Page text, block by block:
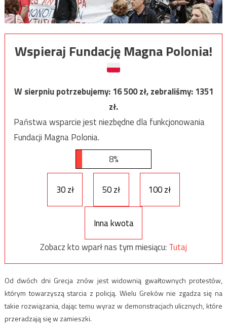
Wspieraj Fundację Magna Polonia!
W sierpniu potrzebujemy:16 500zł, zebraliśmy:1351
zł.
Państwa wsparcie jest niezbędne dla funkcjonowania
Fundacji Magna Polonia.
8%
30 zł 50 zł 100 zł
Inna kwota
Zobacz kto wparł nas tym miesiącu: Tutaj
Od dwóch dni Grecja znów jest widownią gwałtownych protestów,
którym towarzyszą starcia z policją. Wielu Greków nie zgadza się na
takie rozwiązania, dając temu wyraz w demonstracjach ulicznych, które
przeradzają się w zamieszki.